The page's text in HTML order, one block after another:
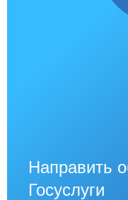
Направить
Госуслуги